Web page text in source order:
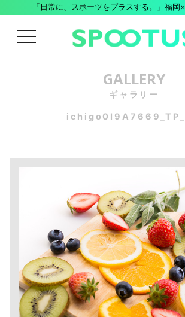
「日常に、スポーツをプラスする。」福岡
menu
GALLERY
ギャラリー